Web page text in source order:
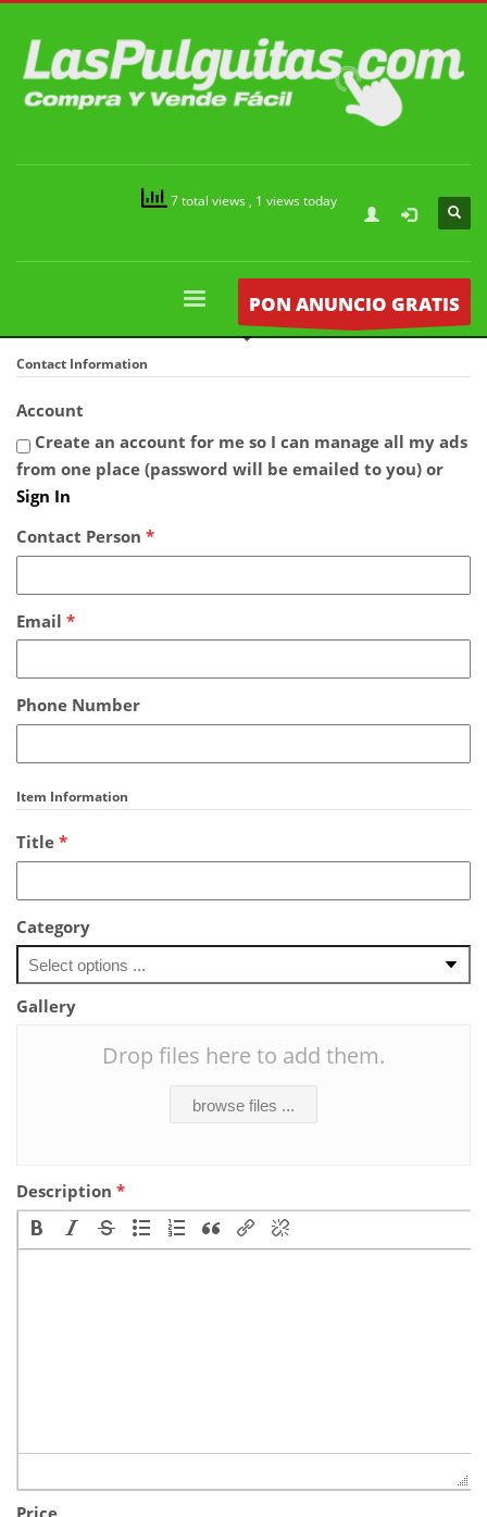
7 total views , 1 views today
PON ANUNCIO GRATIS
Contact Information
Account
Create an account for me so I can manage all my ads
from one place (password will be emailed to you) or
Sign In
Contact Person *
Email *
Phone Number
Item Information
Title *
Category
Gallery
Drop files here to add them.
browse files ...
Description *
Price